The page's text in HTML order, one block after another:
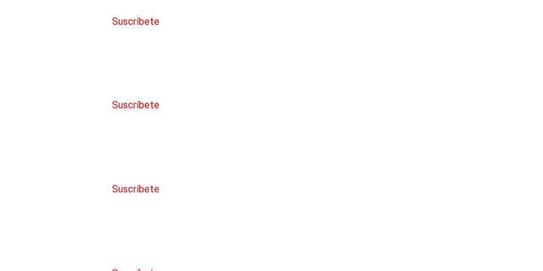
Suscríbete
Suscríbete
Suscríbete